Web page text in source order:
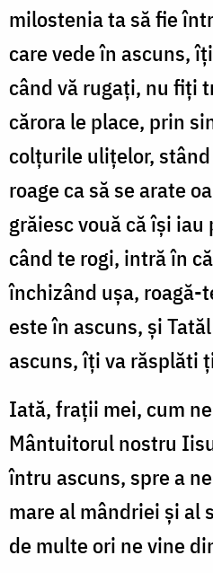
milostenia ta să fie
care vede în ascuns,
când vă rugați, nu fiți
cărora le place, prin
colțurile ulițelor,
roage ca să se arate
grăiesc vouă că își iau
când te rogi, intră în
închizând ușa, roagă-
este în ascuns, și
ascuns, îți va răsplăti
Iată, frații mei, cum
Mântuitorul nostru
întru ascuns, spre a
mare al mândriei și al
de multe ori ne vine